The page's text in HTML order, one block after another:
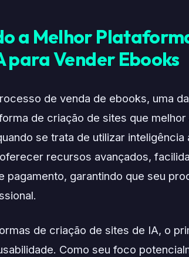
a Melhor
para Vender Ebooks
de venda de ebooks, uma
de criação de sites que
se trata de utilizar
recursos avançados,
pagamento, garantindo que seu
de criação de sites de IA, o
Como seu foco